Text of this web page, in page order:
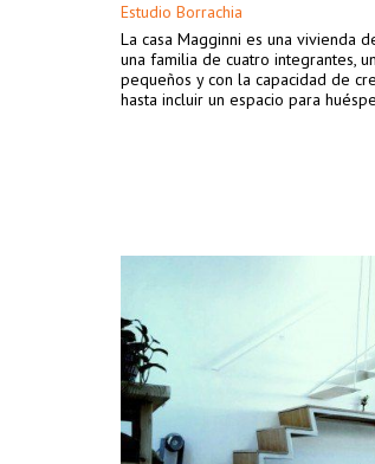
Estudio Borrachia
La casa Magginni es una vivienda
una familia de cuatro integrantes,
pequeños y con la capacidad de
hasta incluir un espacio para